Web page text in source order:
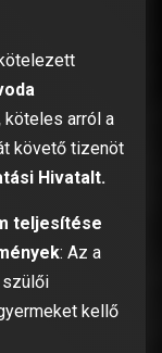
köteles arról a
követő tizenöt
Hivatalt.
teljesítése
: Az a
szülői
kellő